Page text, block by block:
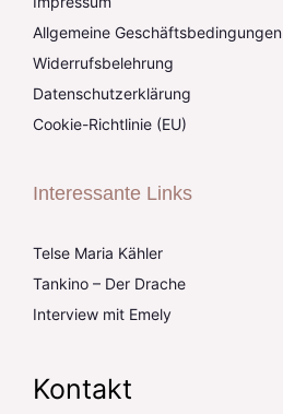
Allgemeine Geschäftsbedingungen
Widerrufsbelehrung
Datenschutzerklärung
Cookie-Richtlinie (EU)
Interessante Links
Telse Maria Kähler
Tankino – Der Drache
Interview mit Emely
Kontakt